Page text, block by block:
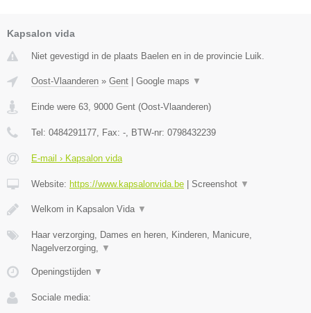
Kapsalon vida
Niet gevestigd in de plaats Baelen en in de provincie Luik.
Oost-Vlaanderen » Gent Google maps ▼
Einde were 63, 9000 Gent (Oost-Vlaanderen)
Tel: 0484291177, Fax: -, BTW-nr: 0798432239
E-mail › Kapsalon vida
Website: https://www.kapsalonvida.be Screenshot ▼
Welkom in Kapsalon Vida ▼
Haar verzorging, Dames en heren, Kinderen, Manicure,
Nagelverzorging, ▼
Openingstijden ▼
Sociale media: